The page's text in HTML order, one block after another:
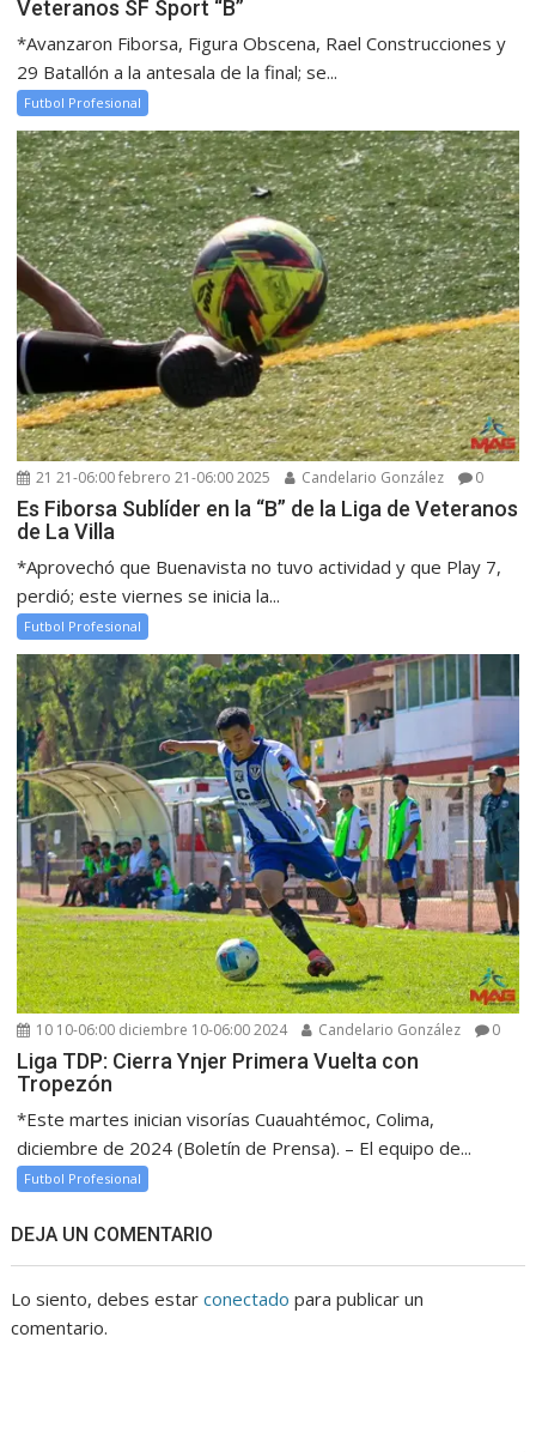
Veteranos SF Sport “B”
*Avanzaron Fiborsa, Figura Obscena, Rael Construcciones y
29 Batallón a la antesala de la final; se...
Futbol Profesional
21 21-06:00 febrero 21-06:00 2025 Candelario González 0
Es Fiborsa Sublíder en la “B” de la Liga de Veteranos
de La Villa
*Aprovechó que Buenavista no tuvo actividad y que Play 7,
perdió; este viernes se inicia la...
Futbol Profesional
10 10-06:00 diciembre 10-06:00 2024 Candelario González 0
Liga TDP: Cierra Ynjer Primera Vuelta con
Tropezón
*Este martes inician visorías Cuauahtémoc, Colima,
diciembre de 2024 (Boletín de Prensa). – El equipo de...
Futbol Profesional
DEJA UN COMENTARIO
Lo siento, debes estarconectado para publicar un
comentario.